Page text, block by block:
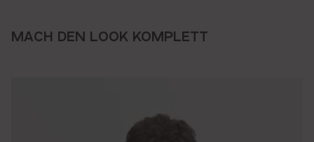
MACH DEN LOOK KOMPLETT